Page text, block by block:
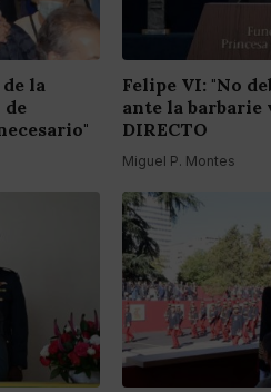
la
Felipe VI: "No
ante la barbarie
DIRECTO
Miguel P. Montes